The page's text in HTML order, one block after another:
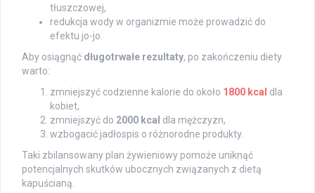
tłuszczowej,
redukcja wody w organizmie może prowadzić do
efektu jo-jo.
Aby osiągnąć długotrwałe rezultaty, po zakończeniu diety
warto:
zmniejszyć codzienne kalorie do około 1800 kcal dla
kobiet,
zmniejszyć do 2000 kcal dla mężczyzn,
wzbogacić jadłospis o różnorodne produkty.
Taki zbilansowany plan żywieniowy pomoże uniknąć
potencjalnych skutków ubocznych związanych z dietą
kapuścianą.